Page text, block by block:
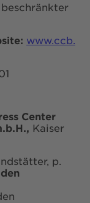
www.ccb.
Center
Kaiser
p.